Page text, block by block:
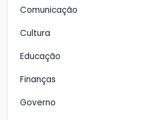
Comunicação
Cultura
Educação
Finanças
Governo